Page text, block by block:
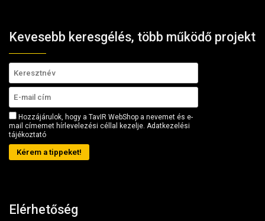
Kevesebb keresgélés, több működő projekt
Hozzájárulok, hogy a TavIR WebShop a nevemet és e-
mail címemet hírlevelezési céllal kezelje. Adatkezelési
tájékoztató
Kérem a tippeket!
Elérhetőség